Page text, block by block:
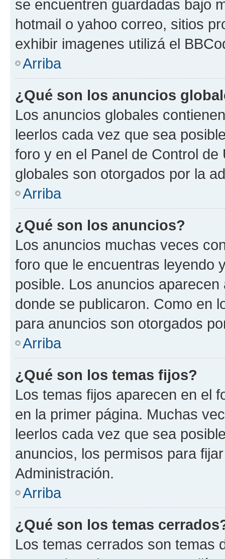
se encuentren guardadas bajo
hotmail o yahoo correo, sitios
exhibir imagenes utilizá el
Arriba
¿Qué son los anuncios
Los anuncios globales
leerlos cada vez que sea
foro y en el Panel de Control
globales son otorgados por la
Arriba
¿Qué son los anuncios?
Los anuncios muchas veces
foro que le encuentras leyendo
posible. Los anuncios
donde se publicaron. Como en
para anuncios son otorgados
Arriba
¿Qué son los temas fijos?
Los temas fijos aparecen en el
en la primer página. Muchas
leerlos cada vez que sea
anuncios, los permisos para
Administración.
Arriba
¿Qué son los temas
Los temas cerrados son temas